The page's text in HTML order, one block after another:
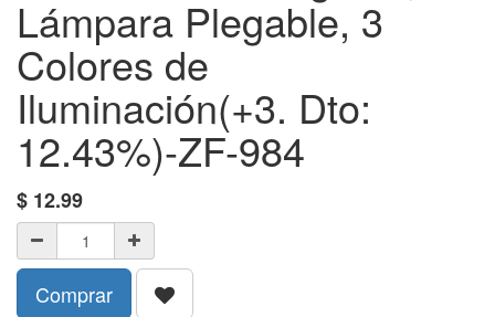
Lámpara Plegable, 3
Colores de
Iluminación(+3. Dto:
12.43%)-ZF-984
$ 12.99
Comprar